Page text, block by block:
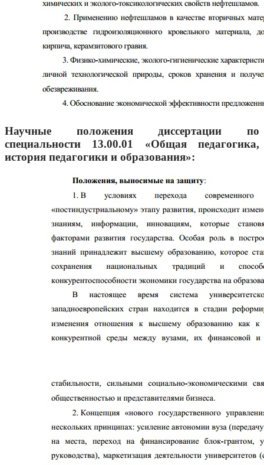
Научные положения диссертации по
специальности 13.00.01 «Общая педагогика,
история педагогики и образования»: